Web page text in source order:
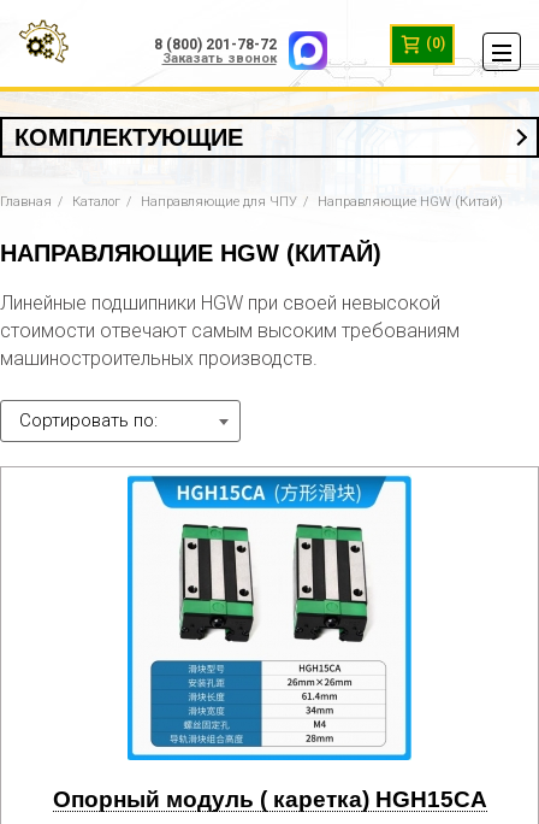
8 (800) 201-78-72
Заказать звонок
(0)
КОМПЛЕКТУЮЩИЕ
Главная Каталог Направляющие для ЧПУ Направляющие HGW (Китай)
НАПРАВЛЯЮЩИЕ HGW (КИТАЙ)
Линейные подшипники HGW при своей невысокой
стоимости отвечают самым высоким требованиям
машиностроительных производств.
Сортировать по:
Опорный модуль ( каретка) HGH15CA